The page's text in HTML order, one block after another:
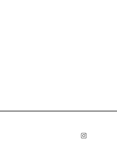
Instagram